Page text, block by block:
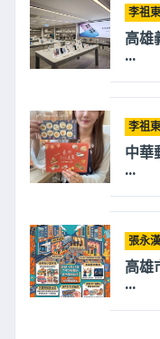
李祖東
高雄
...
李祖東
中華
...
張永漢
高雄
...